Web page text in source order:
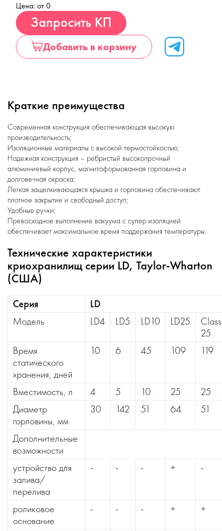
Цена: от 0
Запросить КП
Добавить в корзину
Краткие преимущества
Современная конструкция обеспечивающая высокую
производительность;
Изоляционные материалы с высокой термостойкостью;
Надежная конструкция – ребристый высокопрочный
алюминиевый корпус, магнитоформованная горловина и
долговечная окраска;
Легкая защелкивающаяся крышка и горловина обеспечивают
плотное закрытие и свободный доступ;
Удобные ручки;
Превосходное выполнение вакуума с супер изоляцией
обеспечивает максимальное время поддержания температуры.
Технические характеристики
криохранилищ серии LD, Taylor-Wharton
(США)
Серия
LD
Модель
LD4 LD5 LD10 LD25
25
Время
статического
хранения, дней
10 6 45 109 119
Вместимость, л 4 5 10 25
25
Диаметр
горловины, мм
30 142 51 64 51
Дополнительные
возможности
устройство для
залива/
перелива
- - - + -
роликовое
основание
- - - + +